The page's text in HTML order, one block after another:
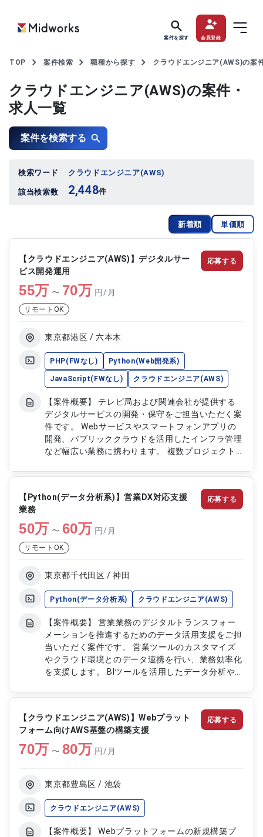
案件を探す 会員登録
TOP 案件検索 職種から探す クラウドエンジニア(AWS)の案
クラウドエンジニア(AWS)の案件・
求人一覧
案件を検索する
検索ワード クラウドエンジニア(AWS)
該当検索数 2,448件
新着順 単価順
【クラウドエンジニア(AWS)】デジタルサー
ビス開発運用
55万 〜 70万 円/月
リモートOK
東京都港区 / 六本木
PHP(FWなし) Python(Web開発系)
JavaScript(FWなし) クラウドエンジニア(AWS)
【案件概要】 テレビ局および関連会社が提供する
デジタルサービスの開発・保守をご担当いただく案
件です。 Webサービスやスマートフォンアプリの
開発、パブリッククラウドを活用したインフラ管理
など幅広い業務に携わります。 複数プロジェクト
発を推進します。 開発経験やクラウド環境での運
用経験を活かし、メディア系サービスに関われる案
件です。 【作業内容】 ・Webサービスおよびスマ
ドを活用したインフラ管理 ・既存サービスの保守
および改善対応 ・開発プロジェクトの進行管理 ・
ベンダー調整および関係者との連携対応
応募する
【Python(データ分析系)】営業DX対応支援
業務
50万 〜 60万 円/月
リモートOK
東京都千代田区 / 神田
Python(データ分析系) クラウドエンジニア(AWS)
【案件概要】 営業業務のデジタルトランスフォー
メーションを推進するためのデータ活用支援をご担
当いただく案件です。 営業ツールのカスタマイズ
やクラウド環境とのデータ連携を行い、業務効率化
を支援します。 BIツールを活用したデータ分析やレ
まで一貫して対応します。 データ分析や業務改善
の知見を活かし、営業DXを推進できる案件です。
【作業内容】 ・営業ツールのカスタマイズおよび
運用対応 ・クラウド環境へのデータ連携およびデ
ータ分析 ・BIツールを用いたレポート作成および分
析対応 ・営業業務改善に関する提案および実装対
応募する
【クラウドエンジニア(AWS)】Webプラット
フォーム向けAWS基盤の構築支援
70万 〜 80万 円/月
東京都豊島区 / 池袋
クラウドエンジニア(AWS)
【案件概要】 Webプラットフォームの新規構築プ
応募する